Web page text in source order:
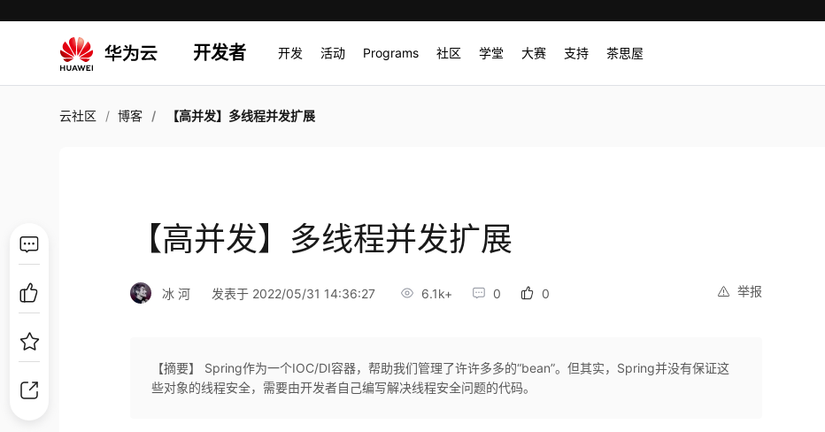
开发者 开发 活动 Programs 社区 学堂 大赛 支持 茶思屋
云社区 博客 【高并发】多线程并发扩展
【高并发】多线程并发扩展
举报
冰 河 发表于 2022/05/31 14:36:27 6.1k+ 0 0
【摘要】 Spring作为一个IOC/DI容器，帮助我们管理了许许多多的“bean”。但其实，Spring并没有保证这
些对象的线程安全，需要由开发者自己编写解决线程安全问题的代码。